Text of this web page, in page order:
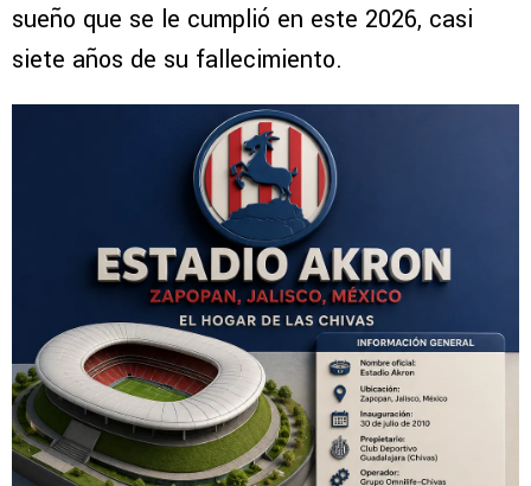
sueño que se le cumplió en este 2026, casi
siete años de su fallecimiento.